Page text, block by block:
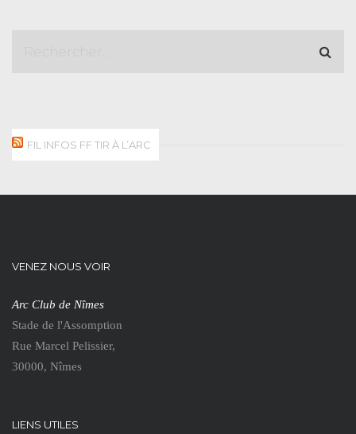
FIL INFOS FF TIR À L’ARC
VENEZ NOUS VOIR
Arc Club de Nîmes
Stade de l'Assomption
Rue Marcel Pelissier,
30000, Nîmes
LIENS UTILES